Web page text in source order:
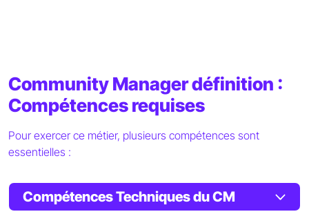
Community Manager définition :
Compétences requises
Pour exercer ce métier, plusieurs compétences sont
essentielles :
Compétences Techniques du CM